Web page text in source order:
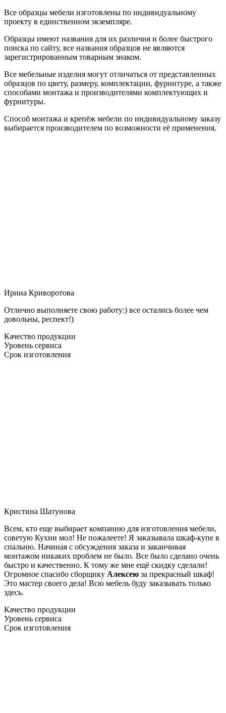
Все образцы мебели изготовлены по индивидуальному
проекту в единственном экземпляре.
Образцы имеют названия для их различия и более быстрого
поиска по сайту, все названия образцов не являются
зарегистрированным товарным знаком.
Все мебельные изделия могут отличаться от представленных
образцов по цвету, размеру, комплектации, фурнитуре, а также
способами монтажа и производителями комплектующих и
фурнитуры.
Способ монтажа и крепёж мебели по индивидуальному заказу
выбирается производителем по возможности её применения.
Ирина Криворотова
Отлично выполняете свою работу:) все остались более чем
довольны, респект!)
Качество продукции
Уровень сервиса
Срок изготовления
Кристина Шатунова
Всем, кто еще выбирает компанию для изготовления мебели,
советую Кухни мол! Не пожалеете! Я заказывала шкаф-купе в
спальню. Начиная с обсуждения заказа и заканчивая
монтажом никаких проблем не было. Все было сделано очень
быстро и качественно. К тому же мне ещё скидку сделали!
Огромное спасибо сборщику Алексею за прекрасный шкаф!
Это мастер своего дела! Всю мебель буду заказывать только
здесь.
Качество продукции
Уровень сервиса
Срок изготовления